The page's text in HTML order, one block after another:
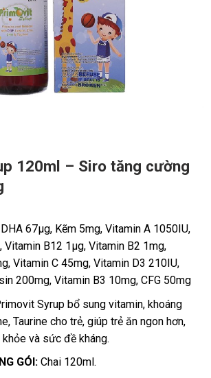
120ml – Siro tăng cường
DHA 67µg, Kẽm 5mg, Vitamin A 1050IU,
Vitamin B12 1µg, Vitamin B2 1mg,
Vitamin C 45mg, Vitamin D3 210IU,
200mg, Vitamin B3 10mg, CFG 50mg
Syrup bổ sung vitamin, khoáng
Taurine cho trẻ, giúp trẻ ăn ngon hơn,
và sức đề kháng.
GÓI: Chai 120ml.